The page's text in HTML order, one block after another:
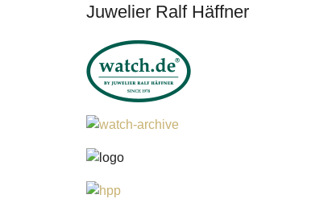
Juwelier Ralf Häffner